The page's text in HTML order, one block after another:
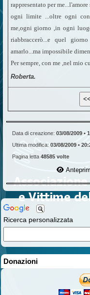
Ricerca personalizzata
Donazioni
rappresentato per
ogni limite ...oltre ogni
me,ogni giorno ,in ogni
riabbraccerò...e quel
amarlo...ma impossibile
Per sempre, con me ,nel mio
Roberta.
Data di creazione: 03/08/2009 •
Ultima modifica: 03/08/2009 •
Pagina letta 48585 volte